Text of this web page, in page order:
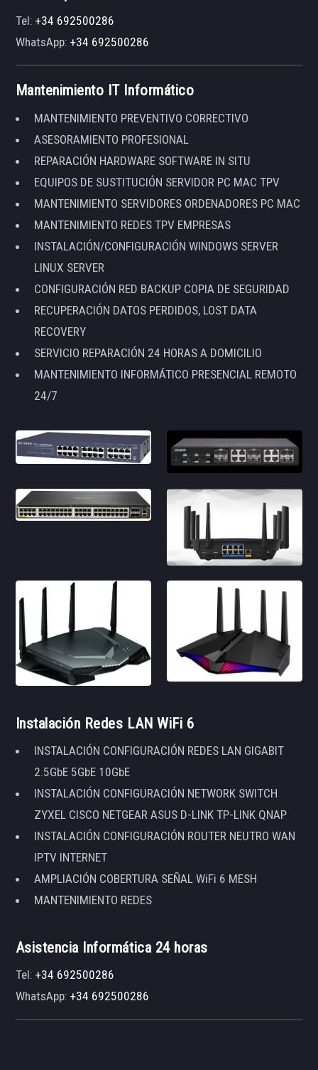
Tel:+34 692500286
WhatsApp:+34 692500286
Mantenimiento IT Informático
MANTENIMIENTO PREVENTIVO CORRECTIVO
ASESORAMIENTO PROFESIONAL
REPARACIÓN HARDWARE SOFTWARE IN SITU
EQUIPOS DE SUSTITUCIÓN SERVIDOR PC MAC TPV
MANTENIMIENTO SERVIDORES ORDENADORES PC MAC
MANTENIMIENTO REDES TPV EMPRESAS
INSTALACIÓN/CONFIGURACIÓN WINDOWS SERVER
LINUX SERVER
CONFIGURACIÓN RED BACKUP COPIA DE SEGURIDAD
RECUPERACIÓN DATOS PERDIDOS, LOST DATA
RECOVERY
SERVICIO REPARACIÓN 24 HORAS A DOMICILIO
MANTENIMIENTO INFORMÁTICO PRESENCIAL REMOTO
24/7
Instalación Redes LAN WiFi 6
INSTALACIÓN CONFIGURACIÓN REDES LAN GIGABIT
2.5GbE 5GbE 10GbE
INSTALACIÓN CONFIGURACIÓN NETWORK SWITCH
ZYXEL CISCO NETGEAR ASUS D-LINK TP-LINK QNAP
INSTALACIÓN CONFIGURACIÓN ROUTER NEUTRO WAN
IPTV INTERNET
AMPLIACIÓN COBERTURA SEÑAL WiFi 6 MESH
MANTENIMIENTO REDES
Asistencia Informática 24 horas
Tel:+34 692500286
WhatsApp:+34 692500286